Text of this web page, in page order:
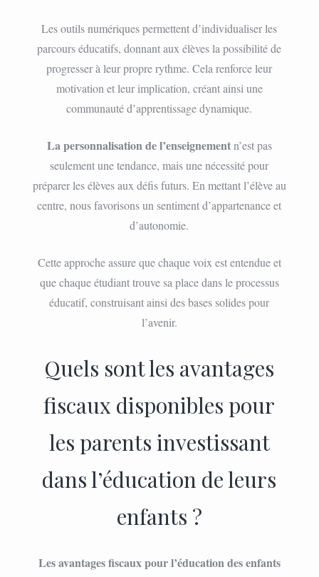
Les outils numériques permettent d’individualiser les
parcours éducatifs, donnant aux élèves la possibilité de
progresser à leur propre rythme. Cela renforce leur
motivation et leur implication, créant ainsi une
communauté d’apprentissage dynamique.
La personnalisation de l’enseignementn’est pas
seulement une tendance, mais une nécessité pour
préparer les élèves aux défis futurs. En mettant l’élève au
centre, nous favorisons un sentiment d’appartenance et
d’autonomie.
Cette approche assure que chaque voix est entendue et
que chaque étudiant trouve sa place dans le processus
éducatif, construisant ainsi des bases solides pour
l’avenir.
Quels sont les avantages
fiscaux disponibles pour
les parents investissant
dans l’éducation de leurs
enfants ?
Les avantages fiscaux pour l’éducation des enfants